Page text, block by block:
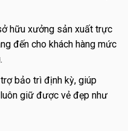
hữu xưởng sản xuất trực
đến cho khách hàng mức
bảo trì định kỳ, giúp
giữ được vẻ đẹp như